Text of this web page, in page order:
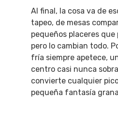
Al final, la cosa va de
tapeo, de mesas
pequeños placeres que
pero lo cambian todo.
fría siempre apetece,
centro casi nunca
convierte cualquier
pequeña fantasía